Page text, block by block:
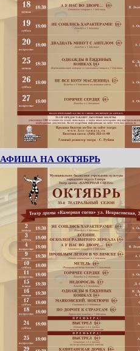
АФИША НА ОКТЯБРЬ